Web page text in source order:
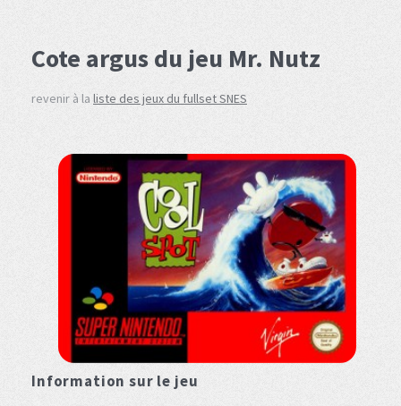
Cote argus du jeu Mr. Nutz
revenir à la liste des jeux du fullset SNES
Information sur le jeu